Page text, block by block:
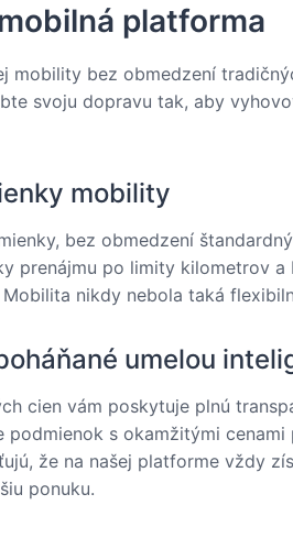
platforma
mobility bez obmedzení
svoju dopravu tak, aby
mobility
bez obmedzení
prenájmu po limity kilometrov a
nikdy nebola taká
umelou
cien vám poskytuje plnú
podmienok s okamžitými cenami
že na našej platforme vždy
ponuku.